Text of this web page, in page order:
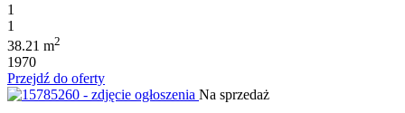
1
1
38.21 m2
1970
Przejdź do oferty
Na sprzedaż